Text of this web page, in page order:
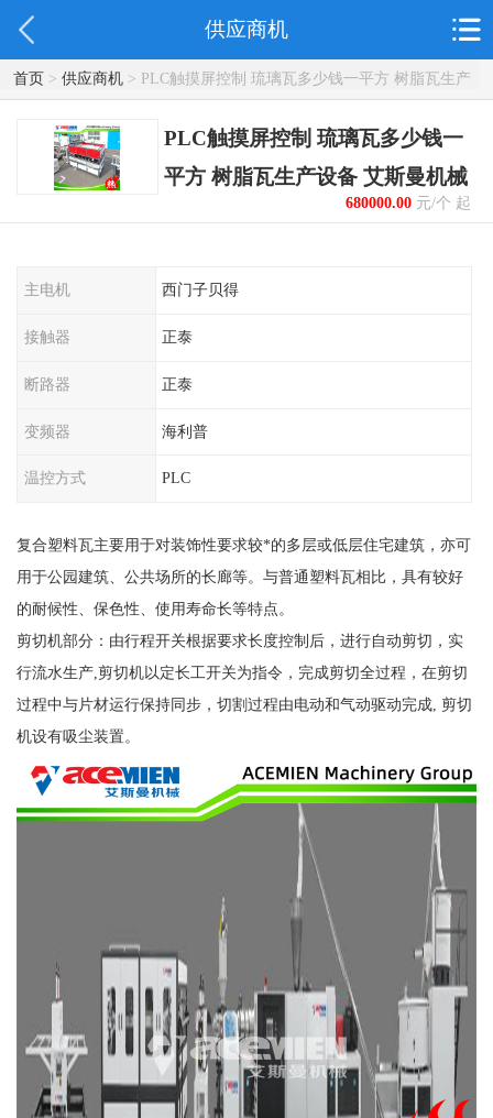
供应商机
首页> 供应商机> PLC触摸屏控制 琉璃瓦多少钱一平方 树脂瓦生产
设备 艾斯曼机械
PLC触摸屏控制 琉璃瓦多少钱一
平方 树脂瓦生产设备 艾斯曼机械
680000.00元/个 起
主电机 西门子贝得
接触器 正泰
断路器 正泰
变频器 海利普
温控方式 PLC
复合塑料瓦主要用于对装饰性要求较*的多层或低层住宅建筑，亦可
用于公园建筑、公共场所的长廊等。与普通塑料瓦相比，具有较好
的耐候性、保色性、使用寿命长等特点。
剪切机部分：由行程开关根据要求长度控制后，进行自动剪切，实
行流水生产,剪切机以定长工开关为指令，完成剪切全过程，在剪切
过程中与片材运行保持同步，切割过程由电动和气动驱动完成, 剪切
机设有吸尘装置。